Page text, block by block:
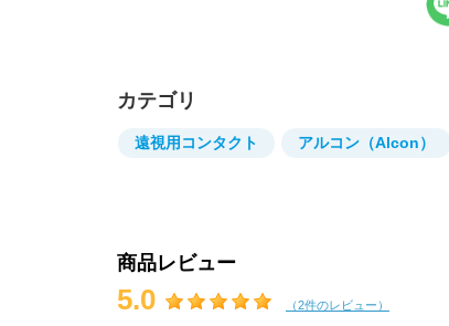
カテゴリ
遠視用コンタクト アルコン（Alcon）
商品レビュー
5.0 （2件のレビュー）